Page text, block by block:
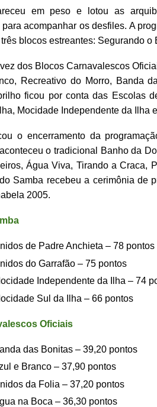
em peso e lotou as
acompanhar os desfiles. A
blocos estreantes: Segurando o
dos Blocos Carnavalescos
Recreativo do Morro, Banda
ficou por conta das Escolas
Mocidade Independente da Ilha
o encerramento da
o tradicional Banho da
Água Viva, Tirando a Craca,
Samba recebeu a cerimônia de
2005.
de Padre Anchieta – 78 pontos
do Garrafão – 75 pontos
Independente da Ilha – 74
Sul da Ilha – 66 pontos
Oficiais
das Bonitas – 39,20 pontos
e Branco – 37,90 pontos
da Folia – 37,20 pontos
na Boca – 36,30 pontos